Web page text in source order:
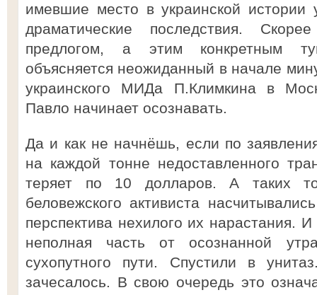
имевшие место в украинской истории
драматические последствия.
предлогом, а этим конкретным
объясняется неожиданный в начале
украинского МИДа П.Климкина в
Павло начинает осознавать.
Да и как не начнёшь, если по
на каждой тонне недоставленного
теряет по 10 долларов. А таких
беловежского активиста
перспектива нехилого их нарастания.
неполная часть от осознанной
сухопутного пути. Спустили в
зачесалось. В свою очередь это